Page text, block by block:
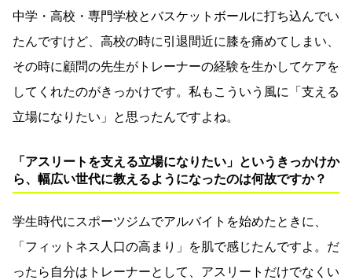
中学・高校・専門学校とバスケットボールに打ち込んでい
たんですけど、高校の時に引退間近に膝を痛めてしまい、
その時に顧問の先生がトレーナーの経験を生かしてケアを
してくれたのがきっかけです。私もこういう風に「支える
立場になりたい」と思ったんですよね。
「アスリートを支える立場になりたい」というきっかけか
ら、幅広い世代に教えるようになったのは何故ですか？
学生時代にスポーツジムでアルバイトを始めたときに、
「フィットネス人口の高まり」を肌で感じたんですよ。だ
ったら自分はトレーナーとして、アスリートだけでなくい